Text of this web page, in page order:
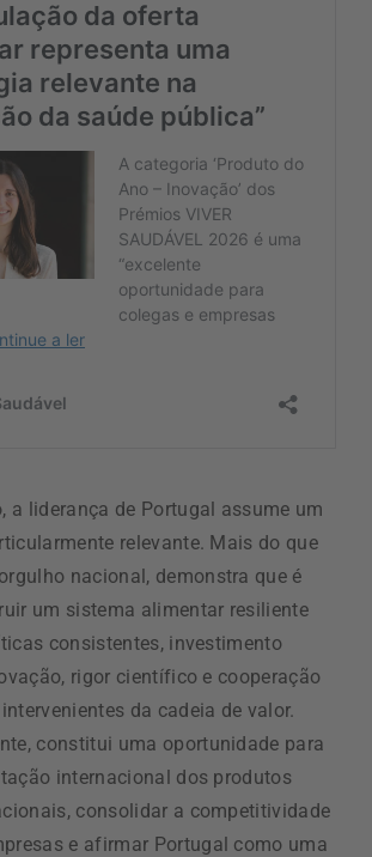
a liderança de Portugal assume um
relevante. Mais do que
nacional, demonstra que é
um sistema alimentar resiliente
consistentes, investimento
rigor científico e cooperação
da cadeia de valor.
constitui uma oportunidade para
internacional dos produtos
consolidar a competitividade
e afirmar Portugal como uma